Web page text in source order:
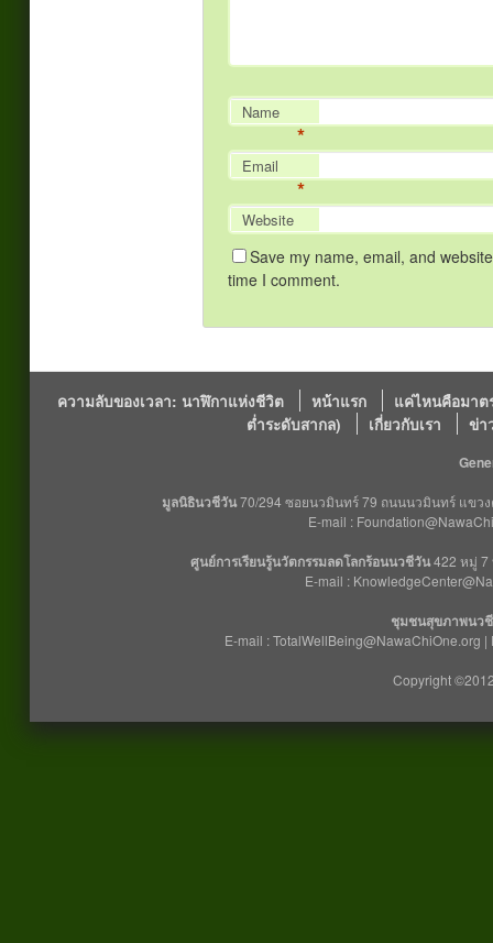
Name
*
Email
*
Website
Save my name, email, and
time I comment.
ความลับของเวลา: นาฬิกาแห่งชีวิต หน้าแรก
แค่ไหนคือมาต
ต่ำระดับสากล)
เกี่ยวกับเรา ข่า
มูลนิธินวชีวัน70/294 ซอยนวมินทร์ 79 ถนนนวมินทร์ แขวง
E-mail :
ศูนย์การเรียนรู้นวัตกรรมลดโลกร้อนนวชีวัน422 หมู่ 7
E-mail :
ชุมชนสุขภาพนว
E-mail :
Copyright